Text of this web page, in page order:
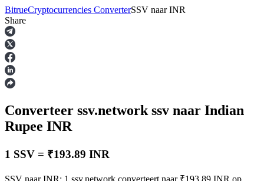
Termijncontracten
USDT-futures
BitrueCryptocurrencies ConverterSSV naar INR
Share
Converteer ssv.network ssv naar Indian
Rupee INR
1 SSV = ₹193.89 INR
SSV naar INR: 1 ssv.network converteert naar ₹193.89 INR op